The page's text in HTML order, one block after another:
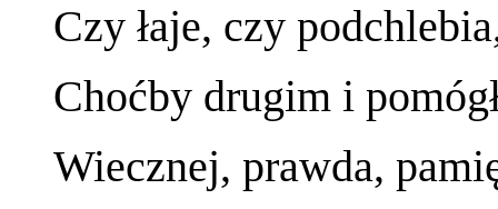
Czy łaje, czy
Choćby drugim i
Wiecznej, prawda,